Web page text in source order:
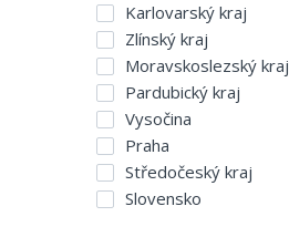
Karlovarský kraj
Zlínský kraj
Moravskoslezský kraj
Pardubický kraj
Vysočina
Praha
Středočeský kraj
Slovensko